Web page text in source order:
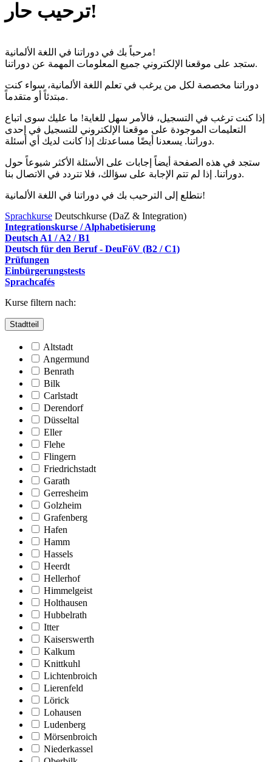
ترحيب حار!
مرحباً بك في دوراتنا في اللغة الألمانية!
ستجد على موقعنا الإلكتروني جميع المعلومات المهمة عن دوراتنا.
دوراتنا مخصصة لكل من يرغب في تعلم اللغة الألمانية، سواء كنت
مبتدئاً أو متقدماً.
إذا كنت ترغب في التسجيل، فالأمر سهل للغاية! ما عليك سوى اتباع
التعليمات الموجودة على موقعنا الإلكتروني للتسجيل في إحدى
دوراتنا. يسعدنا أيضًا مساعدتك إذا كانت لديك أي أسئلة.
ستجد في هذه الصفحة أيضاً إجابات على الأسئلة الأكثر شيوعاً حول
دوراتنا. إذا لم تتم الإجابة على سؤالك، فلا تتردد في الاتصال بنا.
نتطلع إلى الترحيب بك في دوراتنا في اللغة الألمانية!
Sprachkurse Deutschkurse (DaZ & Integration)
Integrationskurse / Alphabetisierung
Deutsch A1 / A2 / B1
Deutsch für den Beruf - DeuFöV (B2 / C1)
Prüfungen
Einbürgerungstests
Sprachcafés
Kurse filtern nach:
Stadtteil
Altstadt
Angermund
Benrath
Bilk
Carlstadt
Derendorf
Düsseltal
Eller
Flehe
Flingern
Friedrichstadt
Garath
Gerresheim
Golzheim
Grafenberg
Hafen
Hamm
Hassels
Heerdt
Hellerhof
Himmelgeist
Holthausen
Hubbelrath
Itter
Kaiserswerth
Kalkum
Knittkuhl
Lichtenbroich
Lierenfeld
Lörick
Lohausen
Ludenberg
Mörsenbroich
Niederkassel